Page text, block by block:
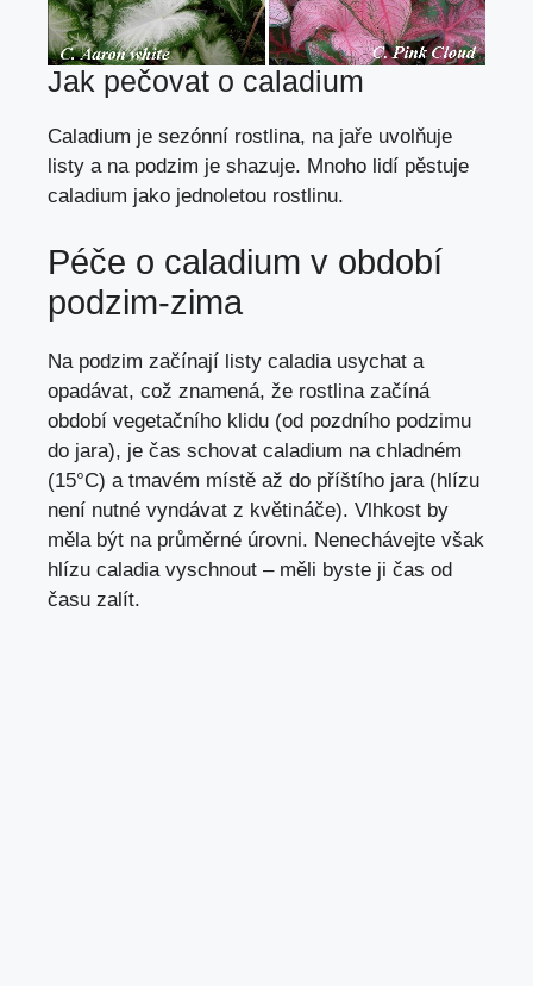
Jak pečovat o caladium
Caladium je sezónní rostlina, na jaře uvolňuje
listy a na podzim je shazuje. Mnoho lidí pěstuje
caladium jako jednoletou rostlinu.
Péče o caladium v období
podzim-zima
Na podzim začínají listy caladia usychat a
opadávat, což znamená, že rostlina začíná
období vegetačního klidu (od pozdního podzimu
do jara), je čas schovat caladium na chladném
(15°C) a tmavém místě až do příštího jara (hlízu
není nutné vyndávat z květináče). Vlhkost by
měla být na průměrné úrovni. Nenechávejte však
hlízu caladia vyschnout – měli byste ji čas od
času zalít.